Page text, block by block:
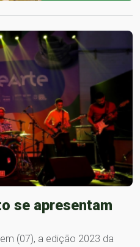
se apresentam
(07), a edição 2023 da